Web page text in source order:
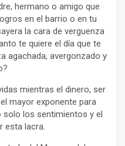
hermano o amigo que
en el barrio o en tu
la cara de verguenza
te quiere el día que te
agachada, avergonzado y
mientras el dinero, ser
mayor exponente para
solo los sentimientos y el
esta lacra.